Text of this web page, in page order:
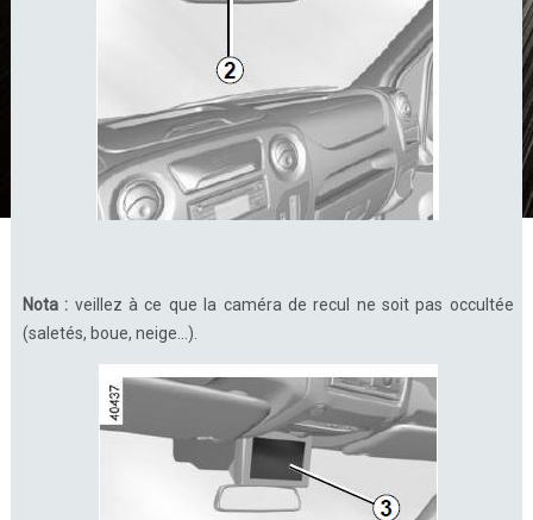
Nota : veillez à ce que la caméra de recul ne soit pas occultée
(saletés, boue, neige...).